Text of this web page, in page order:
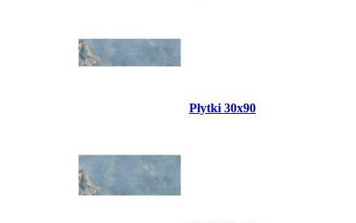
Płytki 30x90